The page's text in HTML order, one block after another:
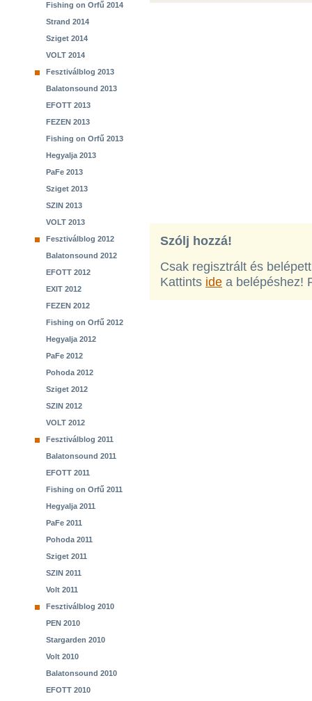
Fishing on Orfű 2014
Strand 2014
Sziget 2014
VOLT 2014
Fesztiválblog 2013
Balatonsound 2013
EFOTT 2013
FEZEN 2013
Fishing on Orfű 2013
Hegyalja 2013
PaFe 2013
Sziget 2013
SZIN 2013
VOLT 2013
Fesztiválblog 2012
Balatonsound 2012
EFOTT 2012
EXIT 2012
FEZEN 2012
Fishing on Orfű 2012
Hegyalja 2012
PaFe 2012
Pohoda 2012
Sziget 2012
SZIN 2012
VOLT 2012
Fesztiválblog 2011
Balatonsound 2011
EFOTT 2011
Fishing on Orfű 2011
Hegyalja 2011
PaFe 2011
Pohoda 2011
Sziget 2011
SZIN 2011
Volt 2011
Fesztiválblog 2010
PEN 2010
Stargarden 2010
Volt 2010
Balatonsound 2010
EFOTT 2010
Szólj hozzá!
Csak regisztrált és
Kattints ide a belépéshez!